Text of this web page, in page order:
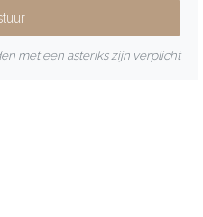
met een asteriks zijn verplicht